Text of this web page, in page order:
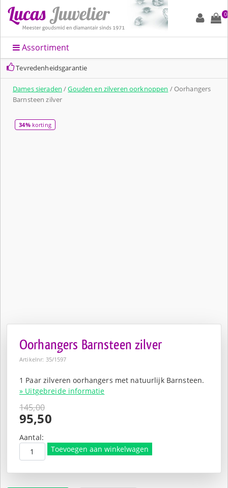
0
Assortiment
Tevredenheidsgarantie
Dames sieraden /Gouden en zilveren oorknoppen / Oorhangers
Barnsteen zilver
34%korting
Oorhangers Barnsteen zilver
Artikelnr: 35/1597
1 Paar zilveren oorhangers met natuurlijk Barnsteen.
» Uitgebreide informatie
145,00
Oorspronkelijke
prijs
was:
€145,00.
95,50
Huidige
prijs
is:
€95,50.
Aantal:
Toevoegen aan winkelwagen